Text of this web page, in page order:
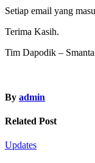
Setiap email yang
Terima Kasih.
Tim Dapodik –
By admin
Related Post
Updates